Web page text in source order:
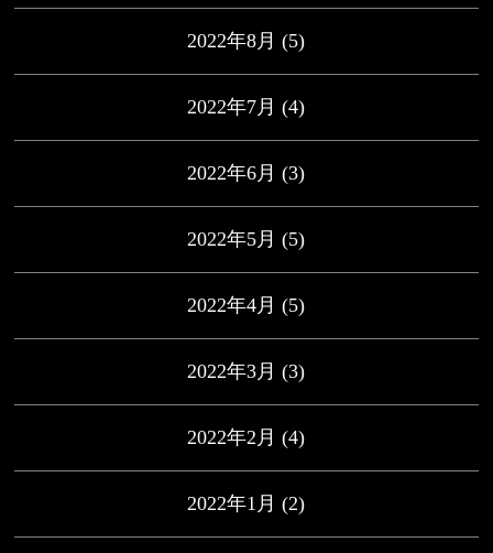
2022年8月 (5)
2022年7月 (4)
2022年6月 (3)
2022年5月 (5)
2022年4月 (5)
2022年3月 (3)
2022年2月 (4)
2022年1月 (2)